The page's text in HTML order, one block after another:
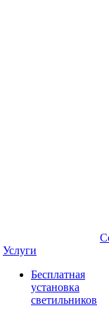
Услуги
Бесплатная
установка
светильников